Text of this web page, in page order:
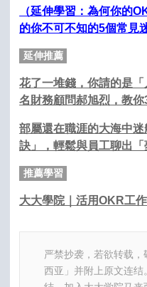
（延伸學習：為何你的
的你不可不知的5個常見
延伸推薦
花了一堆錢，你請的是
名財務顧問郝旭烈，教你
部屬還在職涯的大海中
訣」，輕鬆與員工聊出「
推薦學習
大大學院｜活用OKR工
严禁抄袭，若欲转载
西亚」并附上原文连